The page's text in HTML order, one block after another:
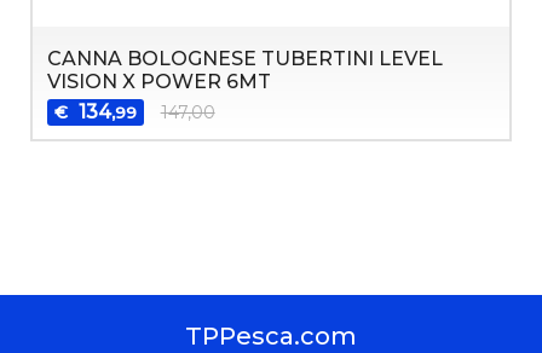
CANNA BOLOGNESE TUBERTINI LEVEL
VISION X POWER 6MT
€ 134,99 147,00
TPPesca.com